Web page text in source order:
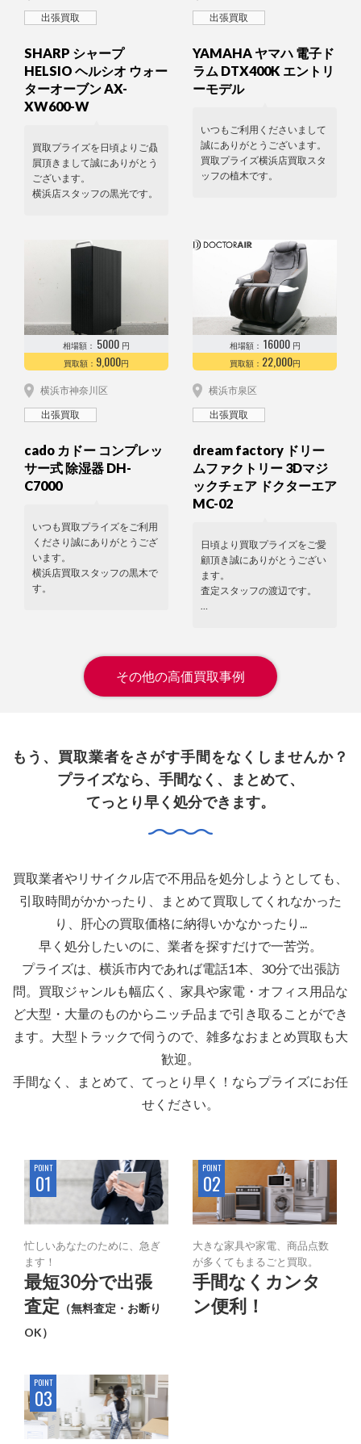
出張買取
SHARP シャープ
HELSIO ヘルシオ ウォー
ターオーブン AX-
XW600-W
買取プライズを日頃よりご贔
屓頂きまして誠にありがとう
ございます。
横浜店スタッフの黒光です。
出張買取
YAMAHA ヤマハ 電子ド
ラム DTX400K エントリ
ーモデル
いつもご利用くださいまして
誠にありがとうございます。
買取プライズ横浜店買取スタ
ッフの植木です。
相場額： 5000 円
買取額： 9,000円
横浜市神奈川区
出張買取
cado カドー コンプレッ
サー式 除湿器 DH-
C7000
いつも買取プライズをご利用
くださり誠にありがとうござ
います。
横浜店買取スタッフの黒木で
す。
相場額： 16000 円
買取額： 22,000円
横浜市泉区
出張買取
dream factory ドリー
ムファクトリー 3Dマジ
ックチェア ドクターエア
MC-02
日頃より買取プライズをご愛
顧頂き誠にありがとうござい
ます。
査定スタッフの渡辺です。
…
その他の高価買取事例
もう、買取業者をさがす手間をなくしませんか？
プライズなら、手間なく、まとめて、
てっとり早く処分できます。
買取業者やリサイクル店で不用品を処分しようとしても、
引取時間がかかったり、まとめて買取してくれなかった
り、肝心の買取価格に納得いかなかったり...
早く処分したいのに、業者を探すだけで一苦労。
プライズは、横浜市内であれば電話1本、30分で出張訪
問。買取ジャンルも幅広く、家具や家電・オフィス用品な
ど大型・大量のものからニッチ品まで引き取ることができ
ます。大型トラックで伺うので、雑多なおまとめ買取も大
歓迎。
手間なく、まとめて、てっとり早く！ならプライズにお任
せください。
POINT
01
忙しいあなたのために、急ぎ
ます！
最短30分で出張
査定 （無料査定・お断り
OK）
POINT
02
大きな家具や家電、商品点数
が多くてもまるごと買取。
手間なくカンタ
ン便利！
POINT
03